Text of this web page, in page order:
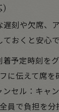
遅刻や欠席、
おくと安心で
着予定時刻を
に伝えて席を
ンセル：キャ
員で負担を分